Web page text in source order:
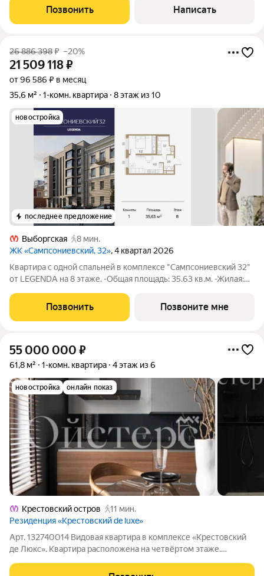
В квартире полная чистовая отделка: обои под покраску с
белой водоэмульсионной
Позвонить Написать
26 886 398₽ –20%
21 509 118₽
от 96 586 ₽ в месяц
35,6 м²
1-комн. квартира 8 этаж из 10
новостройка
последнее предложение
Выборгская
8 мин.
ЖК «Сампсониевский, 32», 4 квартал 2026
Квартира с одной спальней в комплексе "Сампсониевский 32"
от LEGENDA на 8 этаже. -Общая площадь: 35.63 кв.м. -Жилая:
-Высота потолков 2.7 м. Все окна выходят на одну сторону. В
квартире один
Позвонить Позвоните мне
55 000 000 ₽
61,8 м² 1-комн. квартира 4 этаж из 6
новостройка онлайн показ
Крестовский остров
11 мин.
Резиденция «Крестовский de luxe»
Арт. 132740014 Видовая квартира в комплексе «Крестовский
де Люкс». Квартира расположена на четвёртом этаже.
система вентиляции и кондиционирования, увеличенные